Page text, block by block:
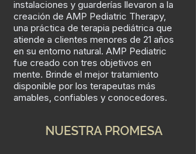
instalaciones y guarderías llevaron a la
creación de AMP Pediatric Therapy,
una práctica de terapia pediátrica que
atiende a clientes menores de 21 años
en su entorno natural. AMP Pediatric
fue creado con tres objetivos en
mente. Brinde el mejor tratamiento
disponible por los terapeutas más
amables, confiables y conocedores.
NUESTRA PROMESA